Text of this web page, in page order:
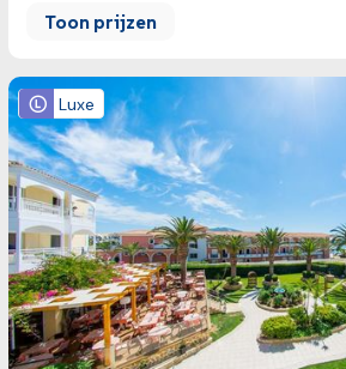
Toon prijzen
Luxe
Bekijk reis